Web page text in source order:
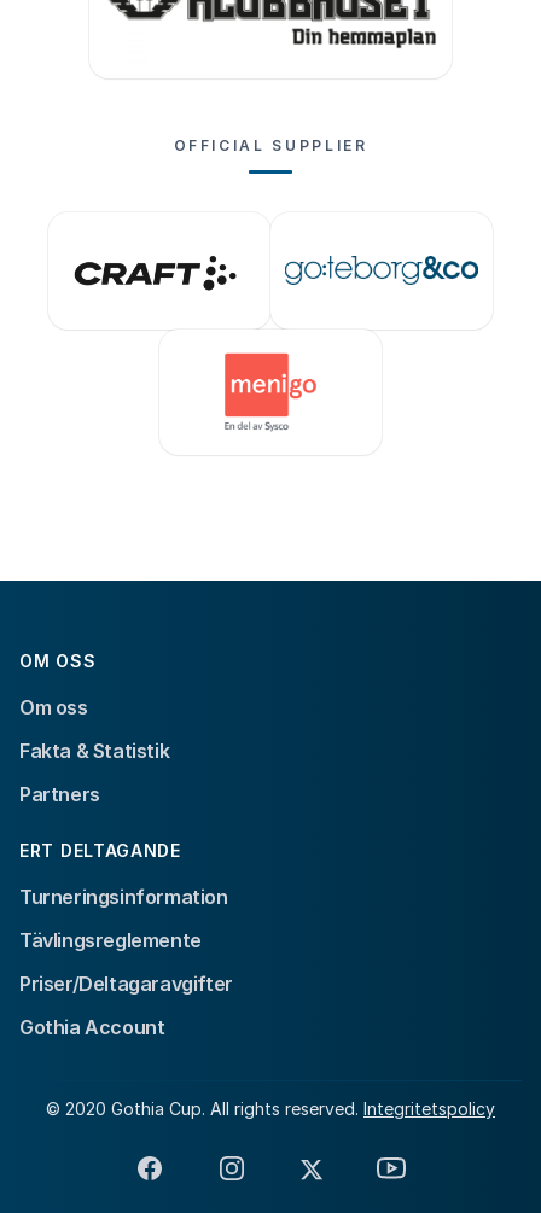
OFFICIAL SUPPLIER
OM OSS
Om oss
Fakta & Statistik
Partners
ERT DELTAGANDE
Turneringsinformation
Tävlingsreglemente
Priser/Deltagaravgifter
Gothia Account
© 2020 Gothia Cup. All rights reserved. Integritetspolicy
FacebookInstagram
X YouTube